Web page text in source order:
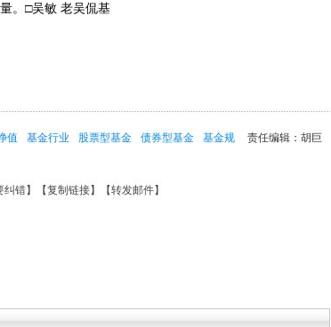
。□吴敏 老吴侃基
责任编辑：胡巨
值 基金行业 股票型基金 债券型基金
基金规
纠错】【复制链接】【转发邮件】